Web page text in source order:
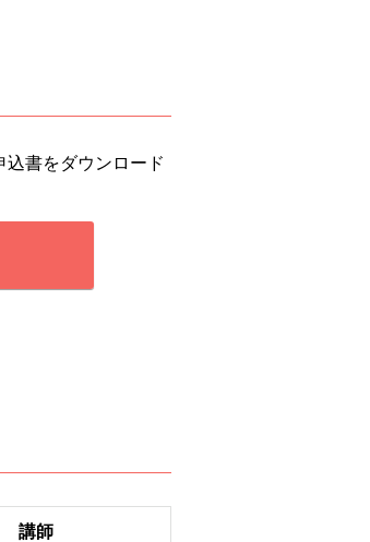
込書をダウンロード
講師